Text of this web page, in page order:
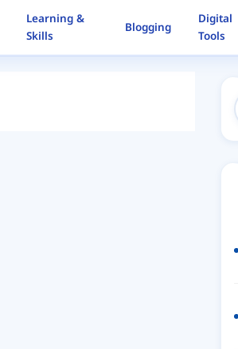
Learning &
Skills
Blogging
Digital
Tools